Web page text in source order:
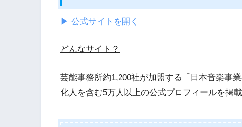
▶ 公式サイトを開く
どんなサイト？
芸能事務所約1,200社が加盟する「日本音楽事
化人を含む5万人以上の公式プロフィールを掲載